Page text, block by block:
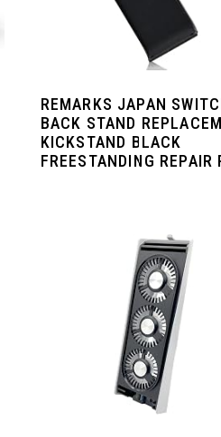
REMARKS JAPAN
BACK STAND
KICKSTAND BLACK
FREESTANDING REPAIR